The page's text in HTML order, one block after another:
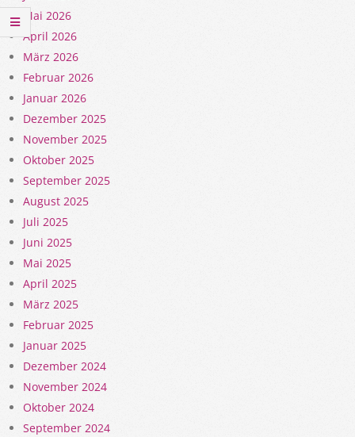
Mai 2026
April 2026
März 2026
Februar 2026
Januar 2026
Dezember 2025
November 2025
Oktober 2025
September 2025
August 2025
Juli 2025
Juni 2025
Mai 2025
April 2025
März 2025
Februar 2025
Januar 2025
Dezember 2024
November 2024
Oktober 2024
September 2024